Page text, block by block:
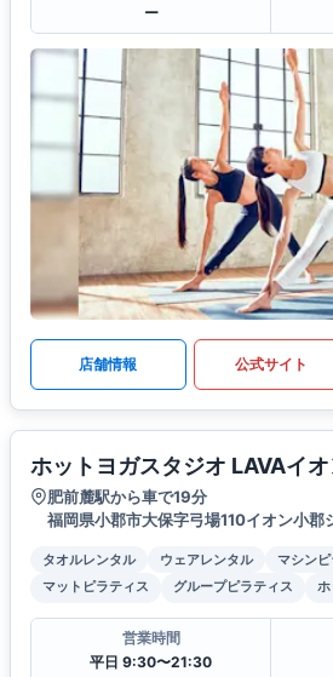
ー
店舗情報 公式サイト
ホットヨガスタジオ LAVAイ
肥前麓駅から車で19分
福岡県小郡市大保字弓場110イオン小郡
タオルレンタル ウェアレンタル
マシン
マットピラティス
グループピラティス
営業時間
平日 9:30〜21:30